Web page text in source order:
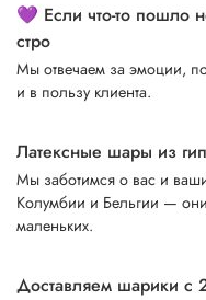
💜 Если что-то пошло
стро
Мы отвечаем за эмоции,
и в пользу клиента.
Латексные шары из
Мы заботимся о вас и
Колумбии и Бельгии —
маленьких.
Доставляем шарики с